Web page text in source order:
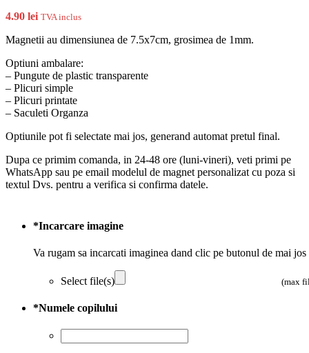
4.90 lei TVA inclus
Magnetii au dimensiunea de 7.5x7cm, grosimea de 1mm.
Optiuni ambalare:
– Pungute de plastic transparente
– Plicuri simple
– Plicuri printate
– Saculeti Organza
Optiunile pot fi selectate mai jos, generand automat pretul final.
Dupa ce primim comanda, in 24-48 ore (luni-vineri), veti primi pe
WhatsApp sau pe email modelul de magnet personalizat cu poza si
textul Dvs. pentru a verifica si confirma datele.
*Incarcare imagine
Va rugam sa incarcati imaginea dand clic pe butonul de mai jos
Select file(s) (max
*Numele copilului